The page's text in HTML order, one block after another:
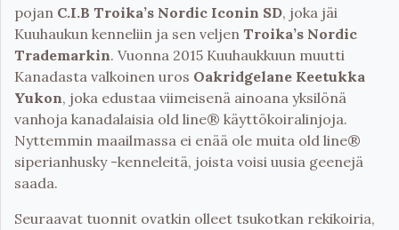
pojan C.I.B Troika’s Nordic Iconin SD, joka jäi
Kuuhaukun kenneliin ja sen veljen Troika’s Nordic
Trademarkin. Vuonna 2015 Kuuhaukkuun muutti
Kanadasta valkoinen uros Oakridgelane Keetukka
Yukon, joka edustaa viimeisenä ainoana yksilönä
vanhoja kanadalaisia old line® käyttökoiralinjoja.
Nyttemmin maailmassa ei enää ole muita old line®
siperianhusky -kenneleitä, joista voisi uusia geenejä
saada.
Seuraavat tuonnit ovatkin olleet tsukotkan rekikoiria,